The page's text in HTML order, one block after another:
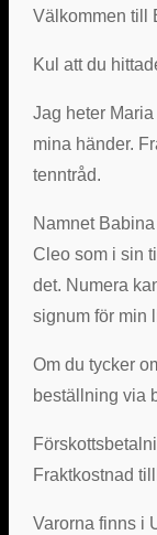
Välkommen till
Kul att du
Jag heter
mina händer.
tenntråd.
Namnet
Cleo som i sin
det. Numera
signum för min
Om du tycker
beställning via
Fraktkostnad
Varorna finns i